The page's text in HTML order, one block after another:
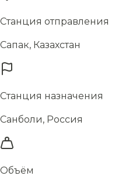
Станция отправления
Сапак, Казахстан
Станция назначения
Санболи, Россия
Объём